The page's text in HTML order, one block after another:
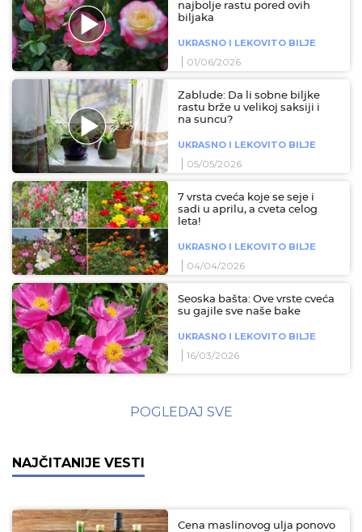
najbolje rastu pored ovih
biljaka
UKRASNO I LEKOVITO BILJE
01/06/2026
Zablude: Da li sobne biljke
rastu brže u velikoj saksiji i
na suncu?
UKRASNO I LEKOVITO BILJE
05/05/2026
7 vrsta cveća koje se seje i
sadi u aprilu, a cveta celog
leta!
UKRASNO I LEKOVITO BILJE
04/04/2026
Seoska bašta: Ove vrste cveća
su gajile sve naše bake
UKRASNO I LEKOVITO BILJE
16/03/2026
POGLEDAJ SVE
NAJČITANIJE VESTI
Cena maslinovog ulja ponovo